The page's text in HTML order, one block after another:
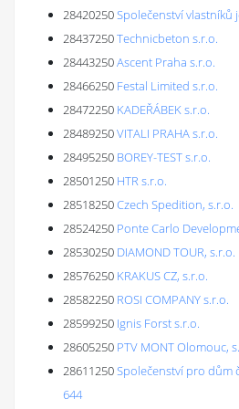
28420250Společenství vlastníků
28437250Technicbeton s.r.o.
28443250Ascent Praha s.r.o.
28466250 Festal Limited s.r.o.
28472250 KADEŘÁBEK s.r.o.
28489250VITALI PRAHA s.r.o.
28495250 BOREY-TEST s.r.o.
28501250 HTR s.r.o.
28518250Czech Spedition, s.r.o.
28524250 Ponte Carlo
28530250 DIAMOND TOUR, s.r.o.
28576250 KRAKUS CZ, s.r.o.
28582250 ROSI COMPANY s.r.o.
28599250 Ignis Forst s.r.o.
28605250 PTV MONT Olomouc,
28611250Společenství pro dům
644